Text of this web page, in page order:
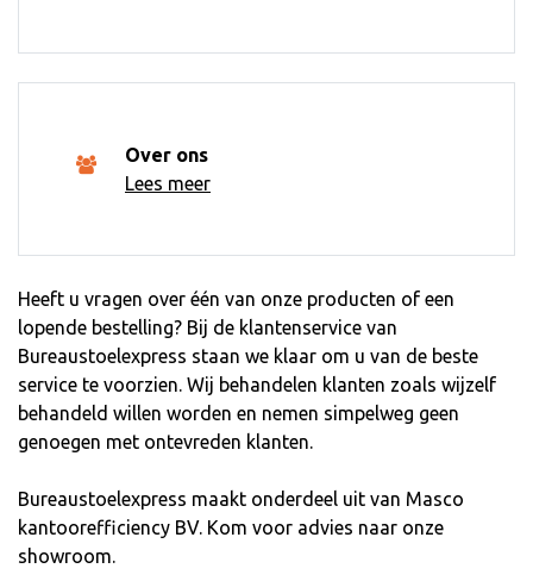
Over ons
Lees meer
Heeft u vragen over één van onze producten of een
lopende bestelling? Bij de klantenservice van
Bureaustoelexpress staan we klaar om u van de beste
service te voorzien. Wij behandelen klanten zoals wijzelf
behandeld willen worden en nemen simpelweg geen
genoegen met ontevreden klanten.
Bureaustoelexpress maakt onderdeel uit van Masco
kantoorefficiency BV. Kom voor advies naar onze
showroom.